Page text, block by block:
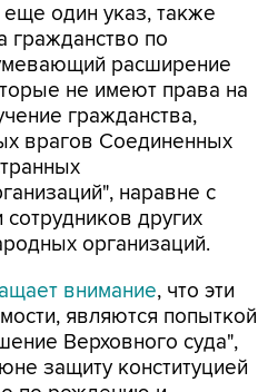
один указ, также
гражданство по
расширение
не имеют права на
гражданства,
врагов Соединенных
наравне с
других
организаций.
внимание, что эти
являются попыткой
Верховного суда",
защиту конституцией